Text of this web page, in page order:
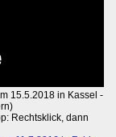
15.5.2018 in Kassel -
Rechtsklick, dann